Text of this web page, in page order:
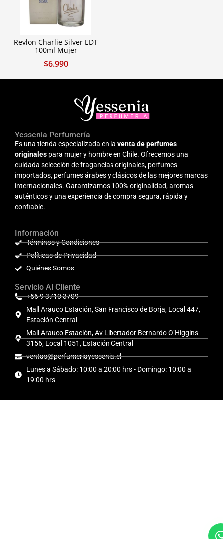
Revlon Charlie Silver EDT
100ml Mujer
$6.990
Yessenia Perfumería
Es una tienda especializada en la venta de perfumes
originales para mujer y hombre en Chile. Ofrecemos una
cuidada selección de fragancias originales, perfumes
importados, perfumes árabes y clásicos de las mejores marcas
internacionales. Garantizamos 100% originalidad, aromas
auténticos y una experiencia de compra segura, rápida y
confiable.
Información
Términos y Condiciones
Políticas de Privacidad
Quiénes Somos
Servicio Al Cliente
+56 9 3710 3709
Mall Arauco Estación, San Francisco de Borja, Local 447,
Estación Central
Mall Arauco Estación, Av Libertador Bernardo O’Higgins
3156, Local 1051, Estación Central
ventas@perfumeriayessenia.cl
Lunes a Sábado: 10:00 a 20:00 hrs - Domingo: 10:00 a
19:00 hrs